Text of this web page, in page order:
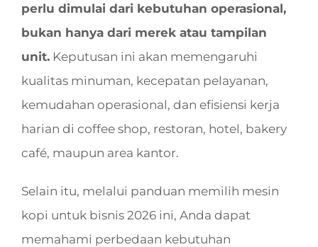
perlu dimulai dari kebutuhan operasional,
bukan hanya dari merek atau tampilan
unit.Keputusan ini akan memengaruhi
kualitas minuman, kecepatan pelayanan,
kemudahan operasional, dan efisiensi kerja
harian di coffee shop, restoran, hotel, bakery
café, maupun area kantor.
Selain itu, melalui panduan memilih mesin
kopi untuk bisnis 2026 ini, Anda dapat
memahami perbedaan kebutuhan